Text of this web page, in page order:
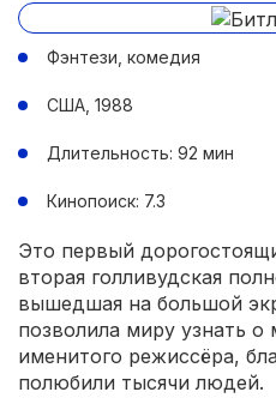
Фэнтези, комедия
США, 1988
Длительность: 92 мин
Кинопоиск: 7.3
Это первый
вторая голливудская
вышедшая на большой
позволила миру узнать о
именитого режиссёра,
полюбили тысячи людей.